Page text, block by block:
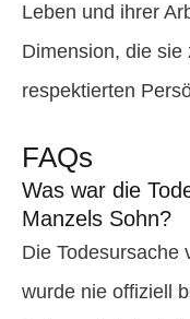
Leben und ihrer
Dimension, die sie
respektierten
FAQs
Was war die
Manzels Sohn?
Die Todesursache
wurde nie offiziell